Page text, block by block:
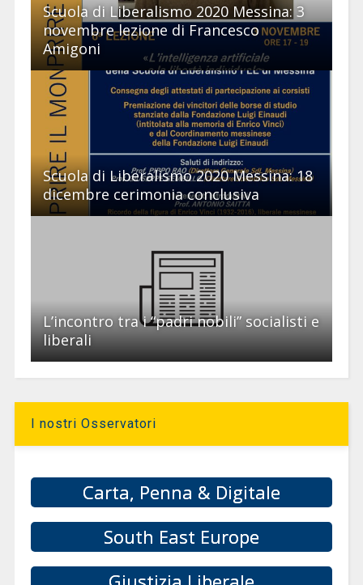
Scuola di Liberalismo 2020 Messina: 3
novembre lezione di Francesco
Amigoni
Scuola di Liberalismo 2020 Messina: 18
dicembre cerimonia conclusiva
L’incontro tra i “padri nobili” socialisti e
liberali
I nostri Osservatori
Carta, Penna & Digitale
South East Europe